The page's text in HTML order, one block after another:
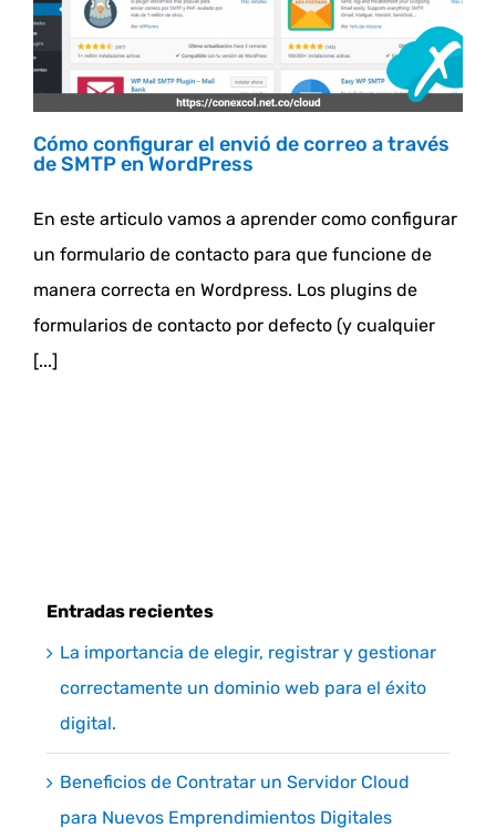
Cómo configurar el envió de correo a través
de SMTP en WordPress
En este articulo vamos a aprender como configurar
un formulario de contacto para que funcione de
manera correcta en Wordpress. Los plugins de
formularios de contacto por defecto (y cualquier
[...]
Entradas recientes
La importancia de elegir, registrar y gestionar
correctamente un dominio web para el éxito
digital.
Beneficios de Contratar un Servidor Cloud
para Nuevos Emprendimientos Digitales